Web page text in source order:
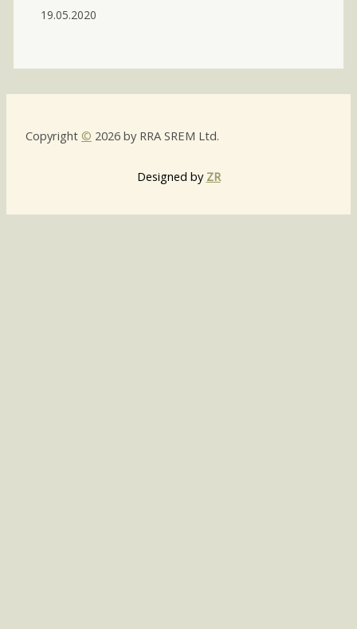
19.05.2020
Copyright © 2026 by RRA SREM Ltd.
Designed by ZR